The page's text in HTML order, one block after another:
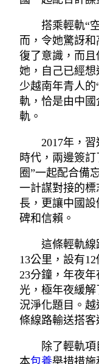
搭乘輕軌“
而，令她驚訝
復了意識，而
她，自己已經
少越南年青人的
軌，恰是由中
軌。
2017年，
時代，兩邊簽訂
圈”一起配合備
一計謀對接的
長，更讓中國
碑和信賴。
這條輕軌線
13公里，設有
23分鐘，年夜
光，極年夜緩
況淨化題目。
條線路輸送搭客
除了輕軌